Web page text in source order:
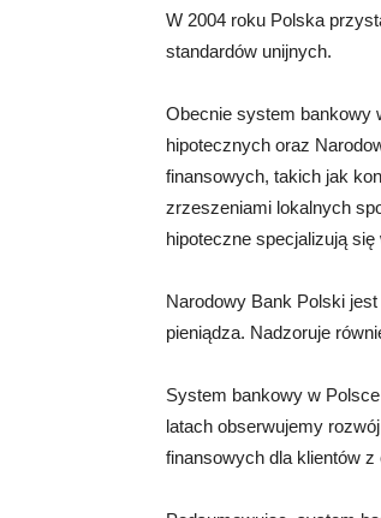
W 2004 roku Polska
standardów unijnych.
Obecnie system bankowy
hipotecznych oraz
finansowych, takich jak
zrzeszeniami lokalnych
hipoteczne specjalizują
Narodowy Bank Polski
pieniądza. Nadzoruje
System bankowy w
latach obserwujemy
finansowych dla klientów z